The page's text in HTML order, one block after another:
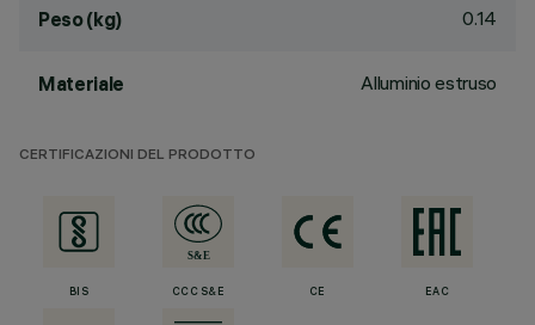
Peso (kg) 0.14
Materiale Alluminio estruso
CERTIFICAZIONI DEL PRODOTTO
BIS CCC S&E CE EAC